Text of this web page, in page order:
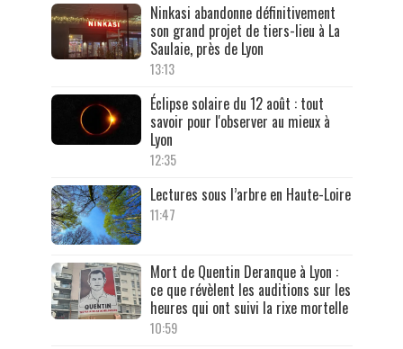
Ninkasi abandonne définitivement
son grand projet de tiers-lieu à La
Saulaie, près de Lyon
13:13
Éclipse solaire du 12 août : tout
savoir pour l'observer au mieux à
Lyon
12:35
Lectures sous l’arbre en Haute-Loire
11:47
Mort de Quentin Deranque à Lyon :
ce que révèlent les auditions sur les
heures qui ont suivi la rixe mortelle
10:59